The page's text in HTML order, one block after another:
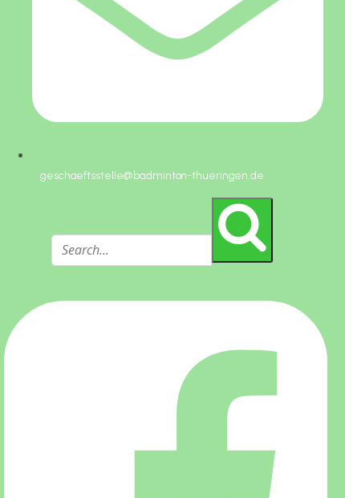
geschaeftsstelle@badminton-thueringen.de